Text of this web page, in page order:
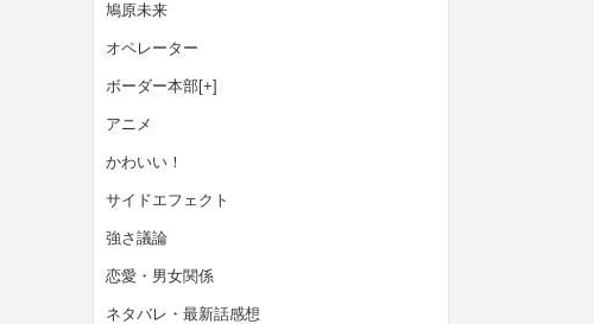
鳩原未来
オペレーター
ボーダー本部[+]
アニメ
かわいい！
サイドエフェクト
強さ議論
恋愛・男女関係
ネタバレ・最新話感想